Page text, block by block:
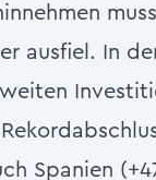
ausfiel. In
Spanien